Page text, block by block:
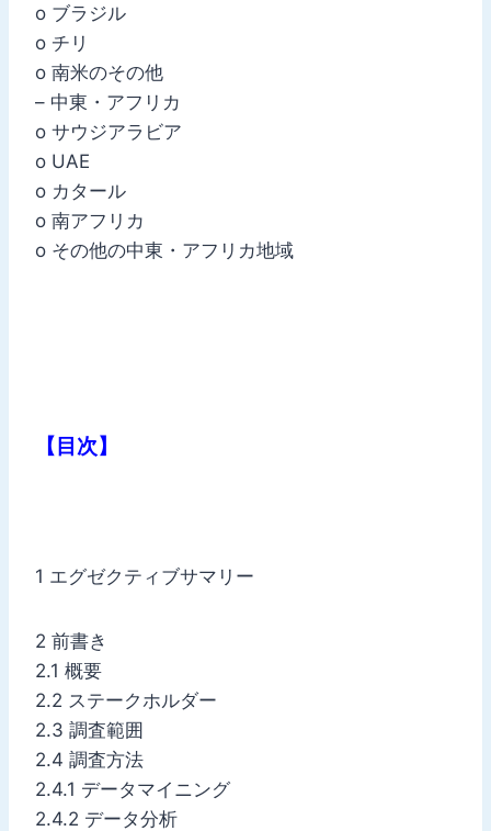
o ブラジル
o チリ
o 南米のその他
– 中東・アフリカ
o サウジアラビア
o UAE
o カタール
o 南アフリカ
o その他の中東・アフリカ地域
【目次】
1 エグゼクティブサマリー
2 前書き
2.1 概要
2.2 ステークホルダー
2.3 調査範囲
2.4 調査方法
2.4.1 データマイニング
2.4.2 データ分析